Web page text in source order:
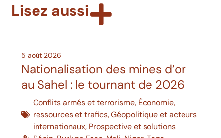
Lisez aussi
5 août 2026
Nationalisation des mines d’or
au Sahel : le tournant de 2026
Conflits armés et terrorisme, Économie,
ressources et trafics,Géopolitique et acteurs
internationaux, Prospective et solutions